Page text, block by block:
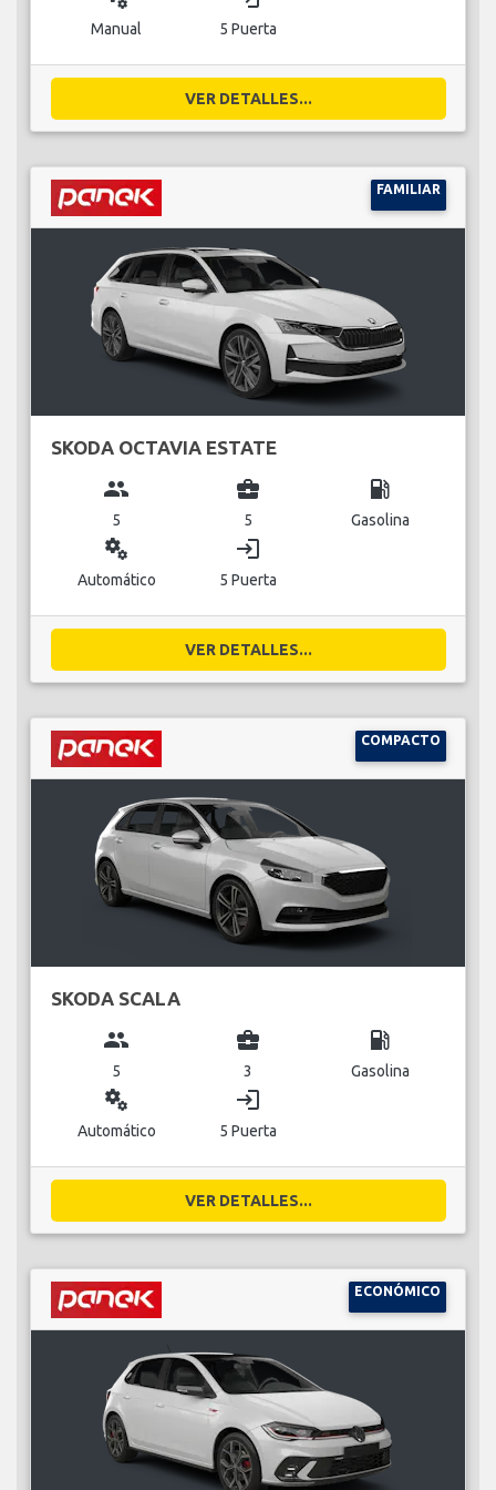
Manual 5 Puerta
VER DETALLES...
FAMILIAR
SKODA OCTAVIA ESTATE
group
5
business_center
5
local_gas_station
Gasolina
miscellaneous_services
Automático
login
5 Puerta
VER DETALLES...
COMPACTO
SKODA SCALA
group
5
business_center
3
local_gas_station
Gasolina
miscellaneous_services
Automático
login
5 Puerta
VER DETALLES...
ECONÓMICO